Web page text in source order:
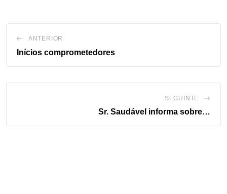
ANTERIOR
Inícios comprometedores
SEGUINTE
Sr. Saudável informa sobre…